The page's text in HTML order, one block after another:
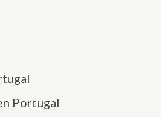
Portugal